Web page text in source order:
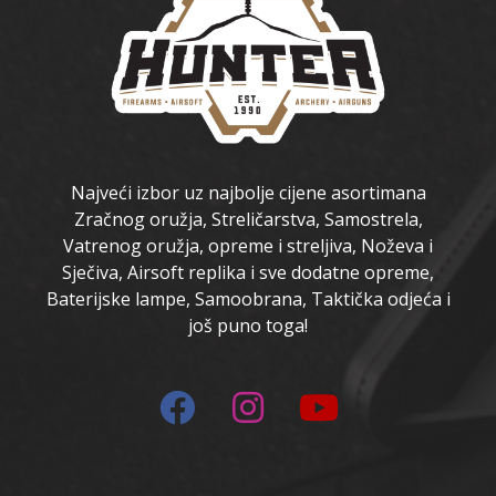
Najveći izbor uz najbolje cijene asortimana
Zračnog oružja, Streličarstva, Samostrela,
Vatrenog oružja, opreme i streljiva, Noževa i
Sječiva, Airsoft replika i sve dodatne opreme,
Baterijske lampe, Samoobrana, Taktička odjeća i
još puno toga!